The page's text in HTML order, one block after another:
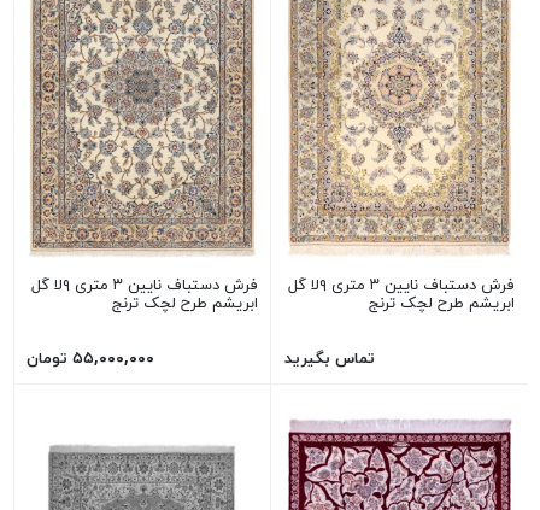
فرش دستباف نایین ۳ متری ۹لا گل
ابریشم طرح لچک ترنج
تماس بگیرید
فرش دستباف نایین ۳ متری ۹لا گل
ابریشم طرح لچک ترنج
۵۵,۰۰۰,۰۰۰ تومان